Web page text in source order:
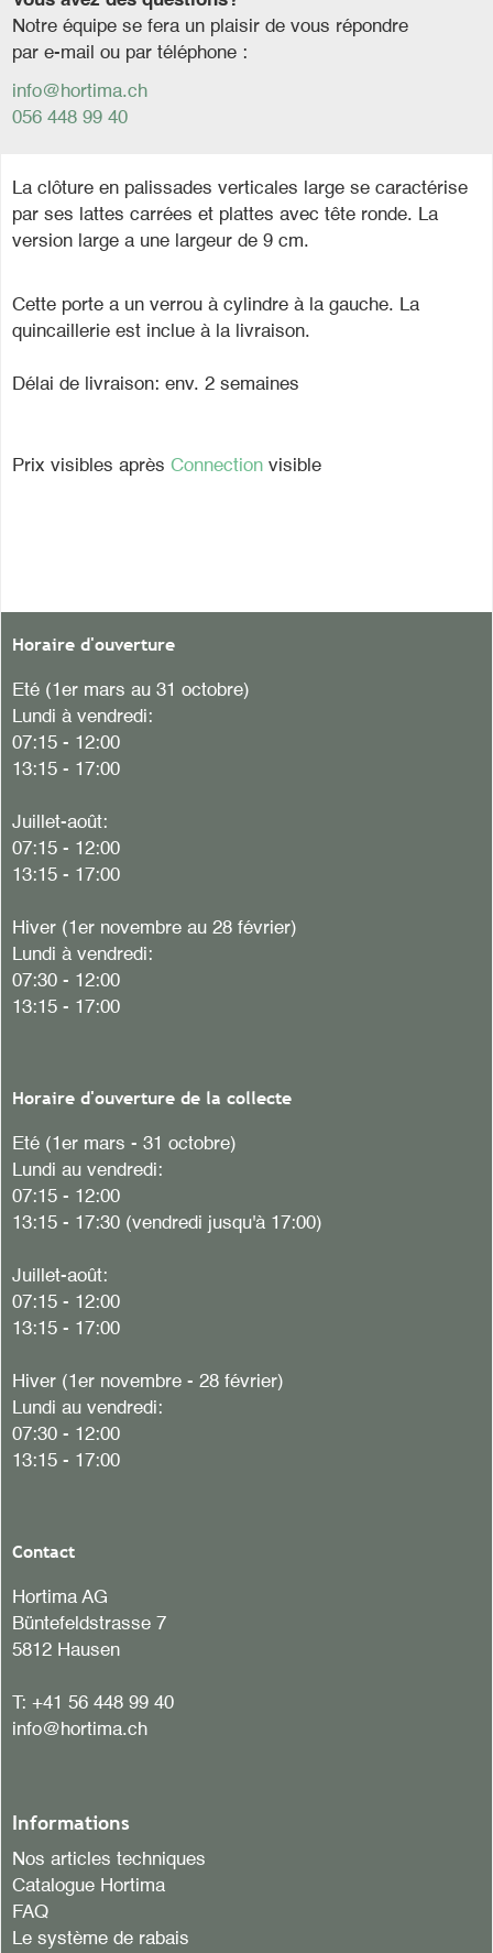
Notre équipe se fera un plaisir de vous répondre
par e-mail ou par téléphone :
info@hortima.ch
056 448 99 40
La clôture en palissades verticales large se caractérise
par ses lattes carrées et plattes avec tête ronde. La
version large a une largeur de 9 cm.
Cette porte a un verrou à cylindre à la gauche. La
quincaillerie est inclue à la livraison.
Délai de livraison: env. 2 semaines
Prix visibles après Connection visible
Horaire d'ouverture
Eté (1er mars au 31 octobre)
Lundi à vendredi:
07:15 - 12:00
13:15 - 17:00
Juillet-août:
07:15 - 12:00
13:15 - 17:00
Hiver (1er novembre au 28 février)
Lundi à vendredi:
07:30 - 12:00
13:15 - 17:00
Horaire d'ouverture de la collecte
Eté (1er mars - 31 octobre)
Lundi au vendredi:
07:15 - 12:00
13:15 - 17:30 (vendredi jusqu'à 17:00)
Juillet-août:
07:15 - 12:00
13:15 - 17:00
Hiver (1er novembre - 28 février)
Lundi au vendredi:
07:30 - 12:00
13:15 - 17:00
Contact
Hortima AG
Büntefeldstrasse 7
5812 Hausen
T: +41 56 448 99 40
info@hortima.ch
Informations
Nos articles techniques
Catalogue Hortima
FAQ
Le système de rabais